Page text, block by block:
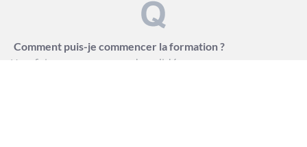
Comment puis-je commencer la formation ?
Une fois votre commande validée, vous recevrez